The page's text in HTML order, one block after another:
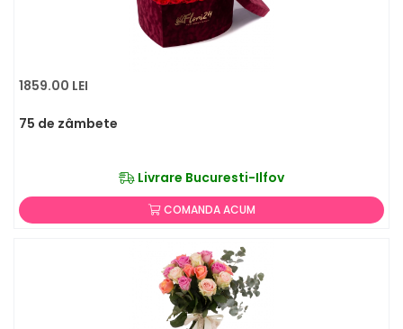
1859.00 LEI
75 de zâmbete
Livrare Bucuresti-Ilfov
COMANDA ACUM